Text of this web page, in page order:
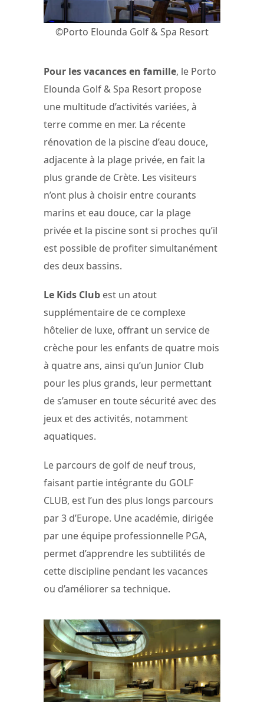
©Porto Elounda Golf & Spa Resort
Pour les vacances en famille, le Porto
Elounda Golf & Spa Resort propose
une multitude d’activités variées, à
terre comme en mer. La récente
rénovation de la piscine d’eau douce,
adjacente à la plage privée, en fait la
plus grande de Crète. Les visiteurs
n’ont plus à choisir entre courants
marins et eau douce, car la plage
privée et la piscine sont si proches qu’il
est possible de profiter simultanément
des deux bassins.
Le Kids Club est un atout
supplémentaire de ce complexe
hôtelier de luxe, offrant un service de
crèche pour les enfants de quatre mois
à quatre ans, ainsi qu’un Junior Club
pour les plus grands, leur permettant
de s’amuser en toute sécurité avec des
jeux et des activités, notamment
aquatiques.
Le parcours de golf de neuf trous,
faisant partie intégrante du GOLF
CLUB, est l’un des plus longs parcours
par 3 d’Europe. Une académie, dirigée
par une équipe professionnelle PGA,
permet d’apprendre les subtilités de
cette discipline pendant les vacances
ou d’améliorer sa technique.